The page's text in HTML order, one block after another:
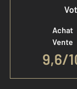
Achat
Vente
9,6/